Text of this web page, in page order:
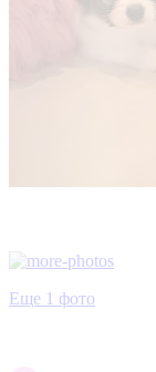
Еще 1 фото